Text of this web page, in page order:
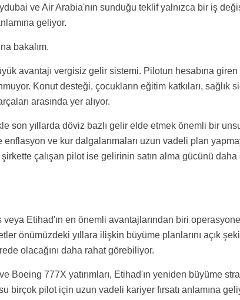
ve Air Arabia'nın sunduğu teklif yalnızca bir iş
geliyor.
bakalım.
avantajı vergisiz gelir sistemi. Pilotun hesabına giren
Konut desteği, çocukların eğitim katkıları, sağlık
arasında yer alıyor.
son yıllarda döviz bazlı gelir elde etmek önemli bir
ve kur dalgalanmaları uzun vadeli plan
çalışan pilot ise gelirinin satın alma gücünü
veya Etihad'ın en önemli avantajlarından biri
önümüzdeki yıllara ilişkin büyüme planlarını açık
olacağını daha rahat görebiliyor.
Boeing 777X yatırımları, Etihad'ın yeniden büyüme
birçok pilot için uzun vadeli kariyer fırsatı anlamına